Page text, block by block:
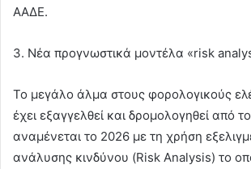
ΑΑΔΕ.
3. Νέα προγνωστικά μοντέλα «risk
Το μεγάλο άλμα στους φορολογικούς
έχει εξαγγελθεί και δρομολογηθεί από
αναμένεται το 2026 με τη χρήση
ανάλυσης κινδύνου (Risk Analysis) το